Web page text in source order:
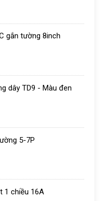
gắn tường 8inch
dây TD9 - Màu đen
5-7P
1 chiều 16A